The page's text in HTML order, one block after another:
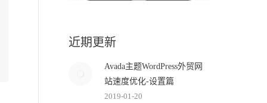
近期更新
Avada主题WordPress外贸网
站速度优化-设置篇
2019-01-20